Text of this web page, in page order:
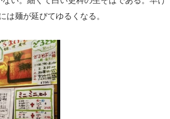
麺が延びてゆるくなる。